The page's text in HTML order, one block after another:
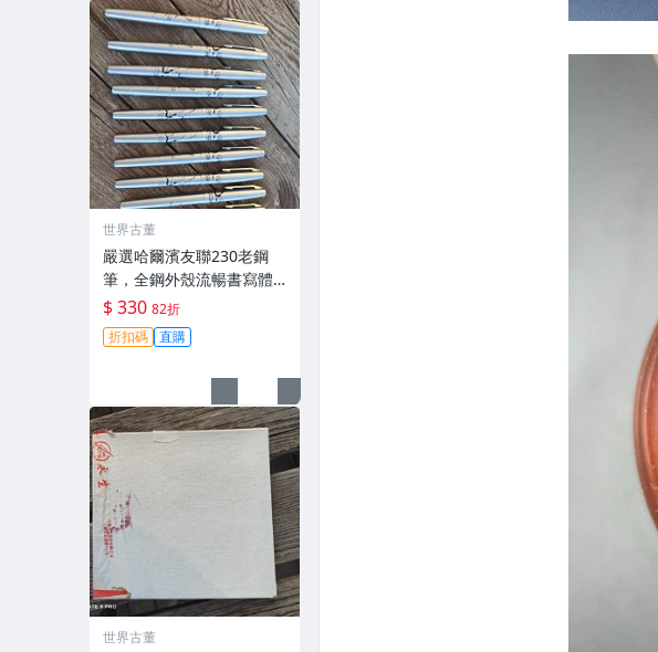
世界古董
嚴選哈爾濱友聯230老鋼
筆，全鋼外殼流暢書寫體
驗佳 仙鶴圖案祥雲紋飾 老
壇收藏佳品 銥售中 筆尖銥
粒 鋼筆 友聯230 仙鶴
$ 330 82折
折扣碼 直購
世界古董